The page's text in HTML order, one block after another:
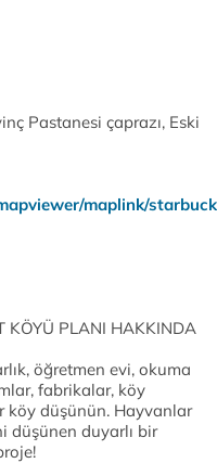
Pastanesi çaprazı, Eski
maplink/
KÖYÜ PLANI HAKKINDA
öğretmen evi, okuma
fabrikalar, köy
köy düşünün. Hayvanlar
düşünen duyarlı bir